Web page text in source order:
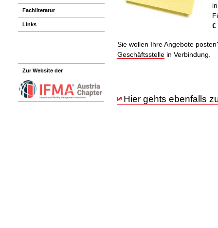
Fachliteratur
Links
Zur Website der
€
Sie wollen Ihre Angebote
Geschäftsstelle in Verbindung.
Hier gehts ebenfalls